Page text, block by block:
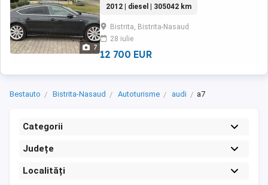
7
fabrică) Camera marșarier. Navigație mare.
Sistem audio premium Bose. Distronic (pilot
automat adaptiv). Lane Assist (asistență la
menținerea benzii). Suspensie reglabilă ...
2012 | diesel | 305042 km
Bistrita, Bistrita-Nasaud
28 iulie
12 700 EUR
Bestauto Bistrita-Nasaud Autoturisme audi a7
Categorii
Județe
Localități